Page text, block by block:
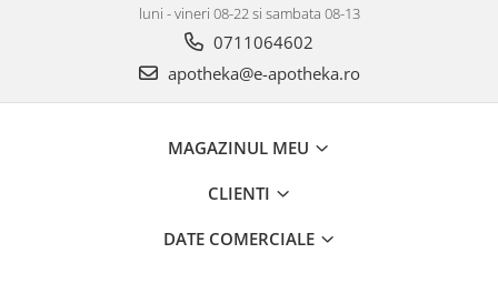
luni - vineri 08-22 si sambata 08-13
0711064602
apotheka@e-apotheka.ro
MAGAZINUL MEU
CLIENTI
DATE COMERCIALE